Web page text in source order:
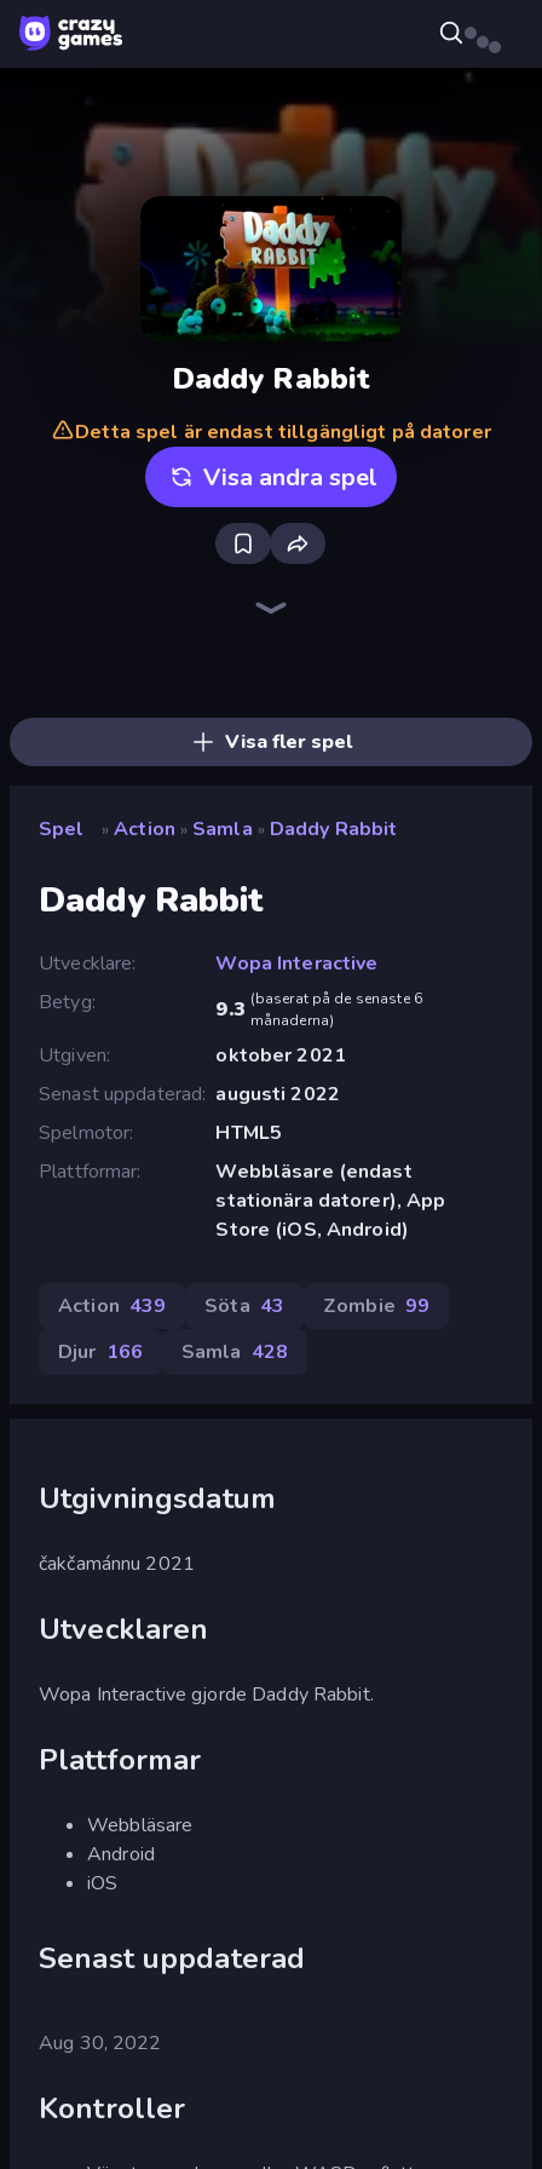
Daddy Rabbit
Detta spel är endast tillgängligt på datorer
Visa andra spel
Visa fler spel
Spel » Action » Samla » Daddy Rabbit
Daddy Rabbit
Utvecklare
Wopa Interactive
Betyg
9.3 (baserat på de senaste 6
månaderna)
Utgiven
oktober 2021
Senast uppdaterad augusti 2022
Spelmotor
HTML5
Plattformar
Webbläsare (endast
stationära datorer), App
Store (iOS, Android)
Action 439 Söta 43 Zombie 99
Djur 166 Samla 428
Utgivningsdatum
čakčamánnu 2021
Utvecklaren
Wopa Interactive gjorde Daddy Rabbit.
Plattformar
Webbläsare
Android
iOS
Senast uppdaterad
Aug 30, 2022
Kontroller